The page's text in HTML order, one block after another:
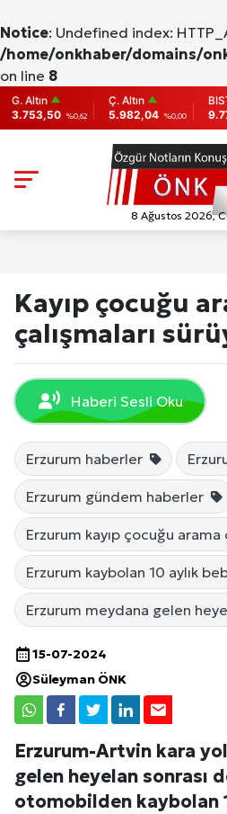
Notice: Undefined index:
/home/onkhaber/domains/
on line 8
%0,62
Ç. Altın
5.982,04 %0,00
BIST
9.775
0
8 Ağustos 2026,
Kayıp çocuğu
çalışmaları
Haberi Sesli Oku
Erzurum haberler
Erzurum gündem haberler
Erzurum kayıp çocuğu arama
Erzurum kaybolan 10 aylık
Erzurum meydana gelen
15-07-2024
Süleyman ÖNK
Erzurum-Artvin kara
gelen heyelan sonrası
otomobilden kaybolan